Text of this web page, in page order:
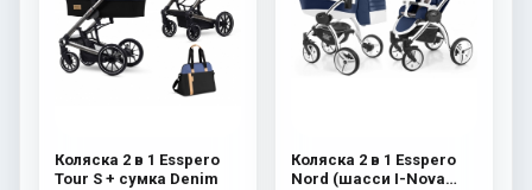
Коляска 2 в 1 Esspero
Tour S + сумка Denim
Коляска 2 в 1 Esspero
Nord (шасси I-Nova